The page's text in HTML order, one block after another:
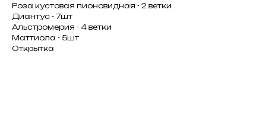
Роза кустовая пионовидная - 2 ветки
Диантус - 7шт
Альстромерия - 4 ветки
Маттиола - 5шт
Открытка